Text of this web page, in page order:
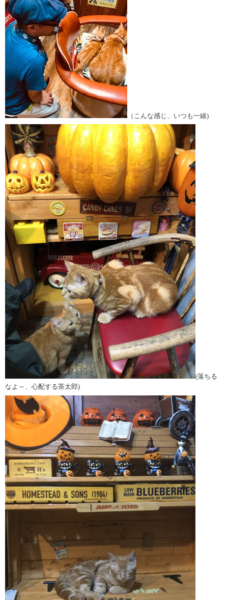
（こんな感じ、いつも一緒)
(落ちる
なよ～、心配する茶太郎)